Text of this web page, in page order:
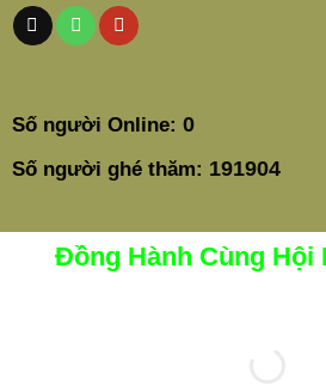
Số người Online: 0
Số người ghé thăm: 191904
Đồng Hành Cùng Hội